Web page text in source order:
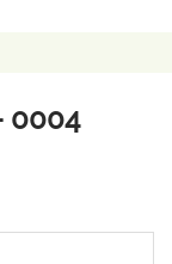
0004